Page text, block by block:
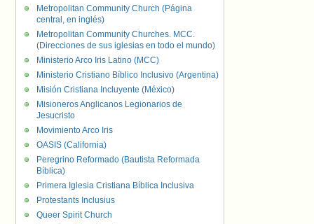
Metropolitan Community Church (Página
central, en inglés)
Metropolitan Community Churches. MCC.
(Direcciones de sus iglesias en todo el mundo)
Ministerio Arco Iris Latino (MCC)
Ministerio Cristiano Bíblico Inclusivo (Argentina)
Misión Cristiana Incluyente (México)
Misioneros Anglicanos Legionarios de
Jesucristo
Movimiento Arco Iris
OASIS (California)
Peregrino Reformado (Bautista Reformada
Bíblica)
Primera Iglesia Cristiana Bíblica Inclusiva
Protestants Inclusius
Queer Spirit Church